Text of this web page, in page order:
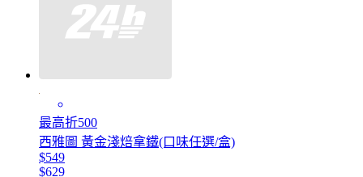
最高折500
西雅圖 黃金淺焙拿鐵(口味任選/盒)
$549
$629